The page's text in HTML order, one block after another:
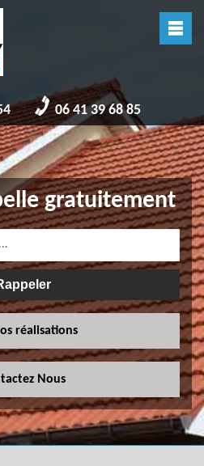
06 41 39 68 85
gratuitement
réalisations
Nous